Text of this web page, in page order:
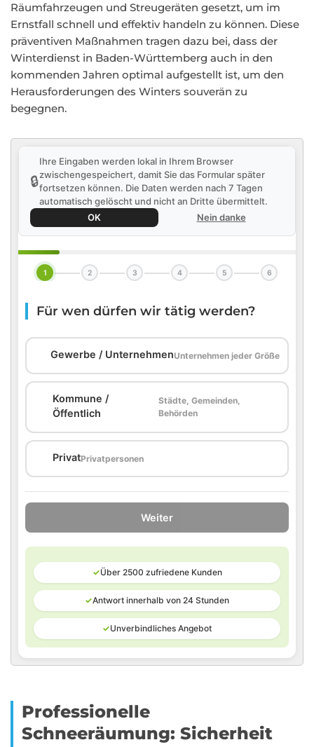
Räumfahrzeugen und Streugeräten gesetzt, um im
Ernstfall schnell und effektiv handeln zu können. Diese
präventiven Maßnahmen tragen dazu bei, dass der
Winterdienst in Baden-Württemberg auch in den
kommenden Jahren optimal aufgestellt ist, um den
Herausforderungen des Winters souverän zu
begegnen.
🔒
Ihre Eingaben werden lokal in Ihrem Browser
zwischengespeichert, damit Sie das Formular später
fortsetzen können. Die Daten werden nach 7 Tagen
automatisch gelöscht und nicht an Dritte übermittelt.
OK
Nein danke
1 2 3 4 5 6
Für wen dürfen wir tätig werden?
Gewerbe / UnternehmenUnternehmen jeder Größe
Kommune /
Öffentlich
Städte, Gemeinden,
Behörden
PrivatPrivatpersonen
Weiter
✓Über 2500 zufriedene Kunden
✓Antwort innerhalb von 24 Stunden
✓Unverbindliches Angebot
Professionelle
Schneeräumung: Sicherheit